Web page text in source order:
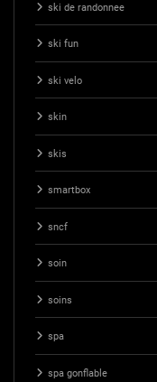
ski de randonnee
ski fun
ski velo
skin
skis
smartbox
sncf
soin
soins
spa
spa gonflable